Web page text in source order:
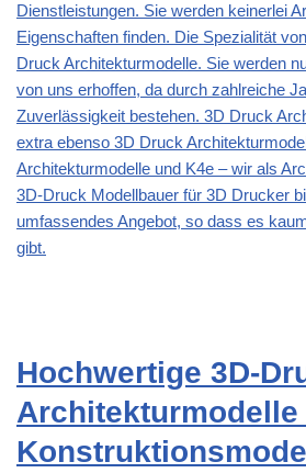
Dienstleistungen. Sie werden keinerlei
Eigenschaften finden. Die Spezialität
Druck Architekturmodelle. Sie werden
von uns erhoffen, da durch zahlreiche
Zuverlässigkeit bestehen. 3D Druck
extra ebenso 3D Druck
Architekturmodelle und K4e – wir als
3D-Druck Modellbauer für 3D Drucker
umfassendes Angebot, so dass es
gibt.
Hochwertige 3D-
Architekturmodelle